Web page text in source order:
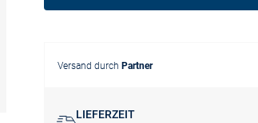
Versand durch Partner
LIEFERZEIT